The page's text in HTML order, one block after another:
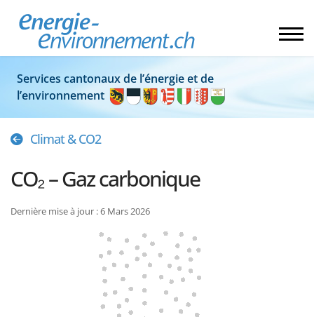
Services cantonaux de l’énergie et de
l’environnement
Climat & CO2
CO₂ – Gaz carbonique
Dernière mise à jour : 6 Mars 2026